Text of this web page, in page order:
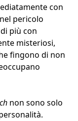
con
pericolo
più con
misteriosi,
fingono di non
non sono solo
.